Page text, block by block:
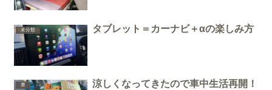
未分類 タブレット＝カーナビ＋αの楽しみ方
車 涼しくなってきたので車中生活再開！